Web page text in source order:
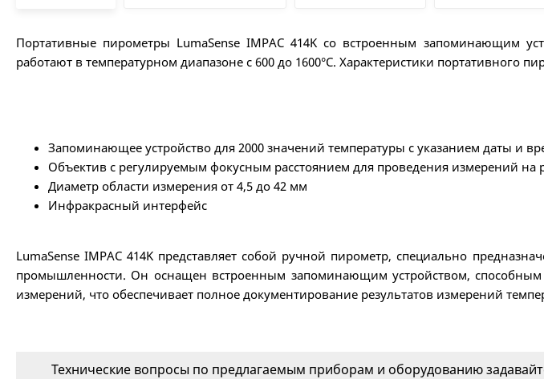
Портативные пирометры LumaSense IMPAC 414K со встроенным запоминающим
работают в температурном диапазоне с 600 до 1600°С. Характеристики портативного
Запоминающее устройство для 2000 значений температуры с указанием даты и
Объектив с регулируемым фокусным расстоянием для проведения измерений на
Диаметр области измерения от 4,5 до 42 мм
Инфракрасный интерфейс
LumaSense IMPAC 414K представляет собой ручной пирометр, специально
промышленности. Он оснащен встроенным запоминающим устройством,
измерений, что обеспечивает полное документирование результатов измерений
Технические вопросы по предлагаемым приборам и оборудованию